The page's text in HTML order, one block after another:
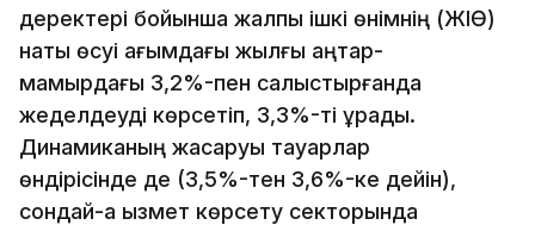
деректері бойынша жалпы ішкі өнімнің (ЖІӨ)
нақты өсуі ағымдағы жылғы қаңтар-
мамырдағы 3,2%-пен салыстырғанда
жеделдеуді көрсетіп, 3,3%-ті құрады.
Динамиканың жақсаруы тауарлар
өндірісінде де (3,5%-тен 3,6%-ке дейін),
сондай-ақ қызмет көрсету секторында